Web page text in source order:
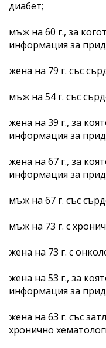
диабет;
мъж на 60 г., за
информация за
жена на 79 г. със
мъж на 54 г. със
жена на 39 г., за
информация за
жена на 67 г., за
информация за
мъж на 67 г. със
мъж на 73 г. с
жена на 73 г. с
жена на 53 г., за
информация за
жена на 63 г. със
хронично